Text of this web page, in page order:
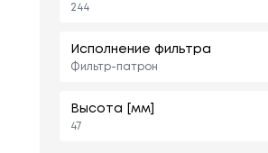
244
Исполнение фильтра
Фильтр-патрон
Высота [мм]
47